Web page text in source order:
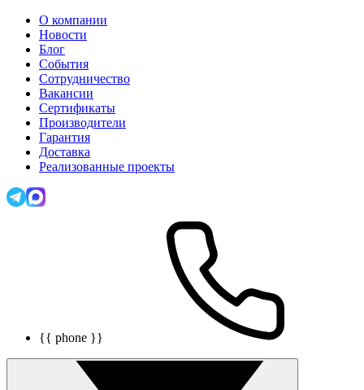
О компании
Новости
Блог
События
Сотрудничество
Вакансии
Сертификаты
Производители
Гарантия
Доставка
Реализованные проекты
{{ phone }}